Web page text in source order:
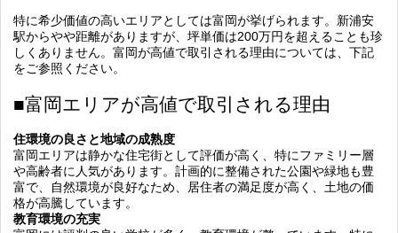
特に希少価値の高いエリアとしては富岡が挙げられます。新浦安
駅からやや距離がありますが、坪単価は200万円を超えることも珍
しくありません。富岡が高値で取引される理由については、下記
をご参照ください。
■富岡エリアが高値で取引される理由
住環境の良さと地域の成熟度
富岡エリアは静かな住宅街として評価が高く、特にファミリー層
や高齢者に人気があります。計画的に整備された公園や緑地も豊
富で、自然環境が良好なため、居住者の満足度が高く、土地の価
格が高騰しています。
教育環境の充実